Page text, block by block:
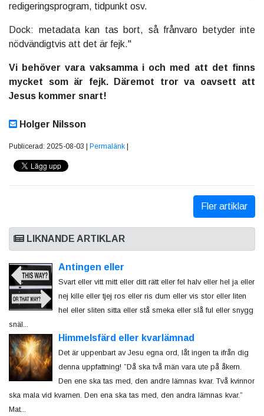
redigeringsprogram, tidpunkt osv.
Dock: metadata kan tas bort, så frånvaro betyder inte
nödvändigtvis att det är fejk."
Vi behöver vara vaksamma i och med att det finns
mycket som är fejk. Däremot tror va oavsett att
Jesus kommer snart!
Holger Nilsson
Publicerad: 2025-08-03 | Permalänk |
Fler artiklar
LIKNANDE ARTIKLAR
Antingen eller
Svart eller vitt mitt eller ditt rätt eller fel halv eller hel ja eller
nej kille eller tjej ros eller ris dum eller vis stor eller liten
hel eller sliten sitta eller stå smeka eller slå ful eller snygg
snäl...
Himmelsfärd eller kvarlämnad
Det är uppenbart av Jesu egna ord, låt ingen ta ifrån dig
denna uppfattning! ”Då ska två män vara ute på åkern.
Den ene ska tas med, den andre lämnas kvar. Två kvinnor
ska mala vid kvarnen. Den ena ska tas med, den andra lämnas kvar.”
Mat...